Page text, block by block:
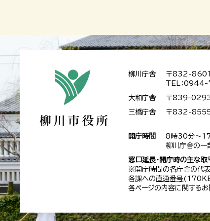
柳川庁舎
〒832-8601
TEL：
大和庁舎 〒839-0293
三橋庁舎 〒832-8555
開庁時間
8時30分～17
柳川庁舎の一
窓口延長・開庁時の主な取
※開庁時間の各庁舎の代
各課への直通番号
各ページの内容に関するお